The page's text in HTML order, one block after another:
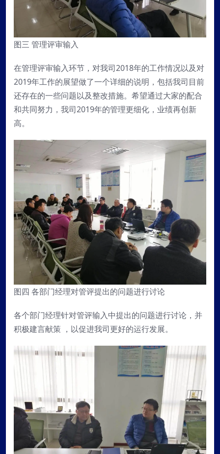
图三 管理评审输入
在管理评审输入环节，对我司2018年的工作情况以及对
2019年工作的展望做了一个详细的说明，包括我司目前
还存在的一些问题以及整改措施。希望通过大家的配合
和共同努力，我司2019年的管理更细化，业绩再创新
高。
图四 各部门经理对管评提出的问题进行讨论
各个部门经理针对管评输入中提出的问题进行讨论，并
积极建言献策 ，以促进我司更好的运行发展。